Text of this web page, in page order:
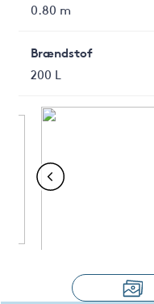
0.80 m
Brændstof
200 L